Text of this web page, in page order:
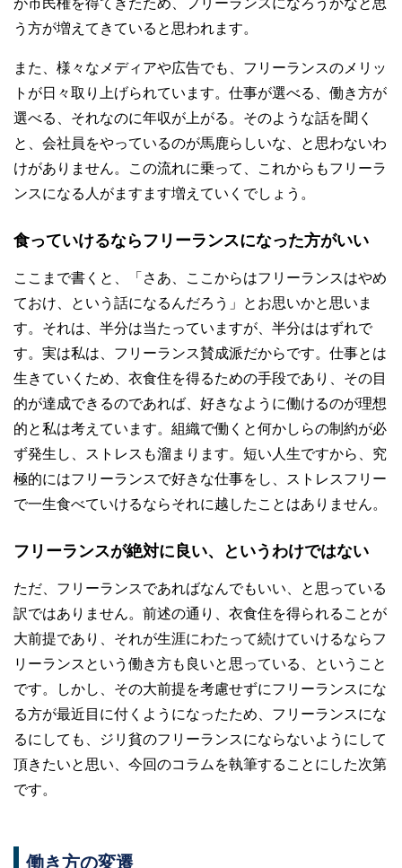
う方が増えてきていると思われます。
また、様々なメディアや広告でも、フリーランスのメリッ
トが日々取り上げられています。仕事が選べる、働き方が
選べる、それなのに年収が上がる。そのような話を聞く
と、会社員をやっているのが馬鹿らしいな、と思わないわ
けがありません。この流れに乗って、これからもフリーラ
ンスになる人がますます増えていくでしょう。
食っていけるならフリーランスになった方がいい
ここまで書くと、「さあ、ここからはフリーランスはやめ
ておけ、という話になるんだろう」とお思いかと思いま
す。それは、半分は当たっていますが、半分ははずれで
す。実は私は、フリーランス賛成派だからです。仕事とは
生きていくため、衣食住を得るための手段であり、その目
的が達成できるのであれば、好きなように働けるのが理想
的と私は考えています。組織で働くと何かしらの制約が必
ず発生し、ストレスも溜まります。短い人生ですから、究
極的にはフリーランスで好きな仕事をし、ストレスフリー
で一生食べていけるならそれに越したことはありません。
フリーランスが絶対に良い、というわけではない
ただ、フリーランスであればなんでもいい、と思っている
訳ではありません。前述の通り、衣食住を得られることが
大前提であり、それが生涯にわたって続けていけるならフ
リーランスという働き方も良いと思っている、ということ
です。しかし、その大前提を考慮せずにフリーランスにな
る方が最近目に付くようになったため、フリーランスにな
るにしても、ジリ貧のフリーランスにならないようにして
頂きたいと思い、今回のコラムを執筆することにした次第
です。
働き方の変遷